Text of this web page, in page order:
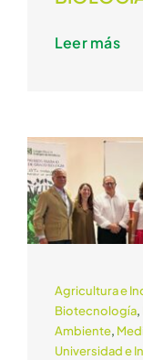
Leer más
Agricultura e
Biotecnología,
Ambiente,
Universidad e